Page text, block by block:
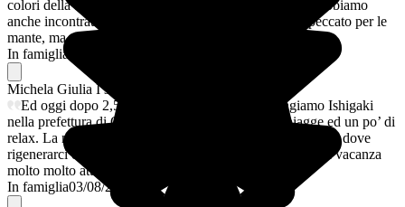
colori della barriera corallina e dei pesciolini tropicali. Abbiamo
anche incontrato due belle tartarughe,batfish giganti, peccato per le
mante, ma va benissimo così!
In famiglia
Michela Giulia I suoi preferiti
Ed oggi dopo 2,5 ore di volo da Osaka raggiungiamo Ishigaki
nella prefettura di Okinawa…ed ecco il mare,le spiagge ed un po’ di
relax. La nostra spiaggia del cuore rimarrà la Fusaki beach dove
rigenerarci e goderci qualche momento di siesta in questa vacanza
molto molto attiva!
In famiglia03/08/2026